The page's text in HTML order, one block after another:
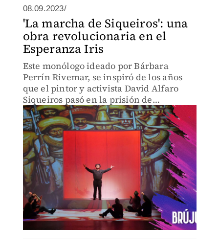
08.09.2023/
'La marcha de Siqueiros': una
obra revolucionaria en el
Esperanza Iris
Este monólogo ideado por Bárbara
Perrín Rivemar, se inspiró de los años
que el pintor y activista David Alfaro
Siqueiros pasó en la prisión de
Lecumberri.